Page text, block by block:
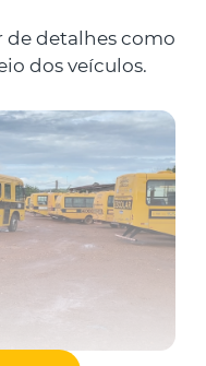
detalhes como
dos veículos.